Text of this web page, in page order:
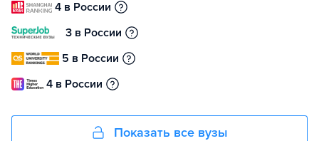
4 в России
3 в России
5 в России
4 в России
Показать все вузы